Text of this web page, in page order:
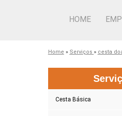
HOME
Home » Serviços » cesta
Cesta Básica